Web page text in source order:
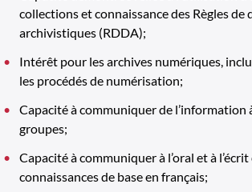
collections et connaissance des Règles de
archivistiques (RDDA);
Intérêt pour les archives numériques,
les procédés de numérisation;
Capacité à communiquer de l’information
groupes;
Capacité à communiquer à l’oral et à
connaissances de base en français;